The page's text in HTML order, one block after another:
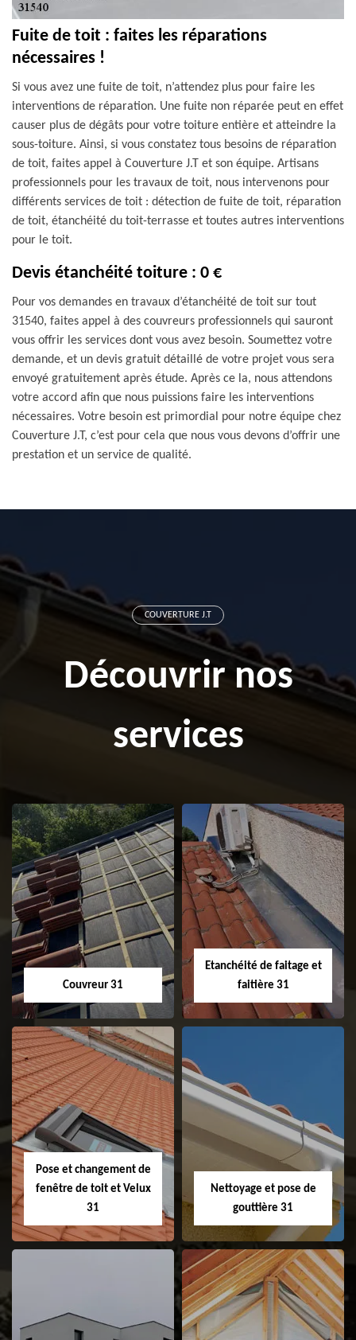
Fuite de toit : faites les réparations
nécessaires !
Si vous avez une fuite de toit, n’attendez plus pour faire les
interventions de réparation. Une fuite non réparée peut en effet
causer plus de dégâts pour votre toiture entière et atteindre la
sous-toiture. Ainsi, si vous constatez tous besoins de réparation
de toit, faites appel à Couverture J.T et son équipe. Artisans
professionnels pour les travaux de toit, nous intervenons pour
différents services de toit : détection de fuite de toit, réparation
de toit, étanchéité du toit-terrasse et toutes autres interventions
pour le toit.
Devis étanchéité toiture : 0 €
Pour vos demandes en travaux d’étanchéité de toit sur tout
31540, faites appel à des couvreurs professionnels qui sauront
vous offrir les services dont vous avez besoin. Soumettez votre
demande, et un devis gratuit détaillé de votre projet vous sera
envoyé gratuitement après étude. Après ce la, nous attendons
votre accord afin que nous puissions faire les interventions
nécessaires. Votre besoin est primordial pour notre équipe chez
Couverture J.T, c’est pour cela que nous vous devons d’offrir une
prestation et un service de qualité.
COUVERTURE J.T
Découvrir nos
services
Couvreur 31
Couvreur 31
Etanchéité de faitage et
faitière 31
Etanchéité de
faitage et faitière
31
Pose et changement de
fenêtre de toit et Velux
31
Pose et
Nettoyage et pose de
gouttière 31
Nettoyage et pose